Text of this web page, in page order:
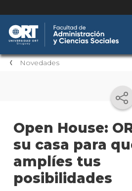
Novedades
Open House:
su casa para
amplíes tus
posibilidades